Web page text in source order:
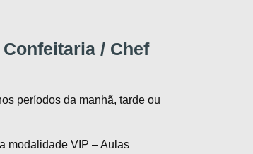
/ Chef
períodos da manhã, tarde ou
modalidade VIP – Aulas